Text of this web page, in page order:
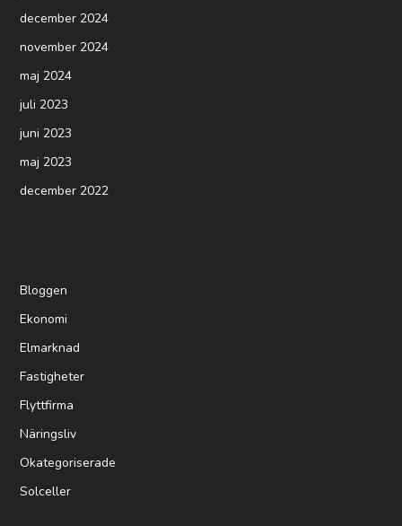
december 2024
november 2024
maj 2024
juli 2023
juni 2023
maj 2023
december 2022
Bloggen
Ekonomi
Elmarknad
Fastigheter
Flyttfirma
Näringsliv
Okategoriserade
Solceller